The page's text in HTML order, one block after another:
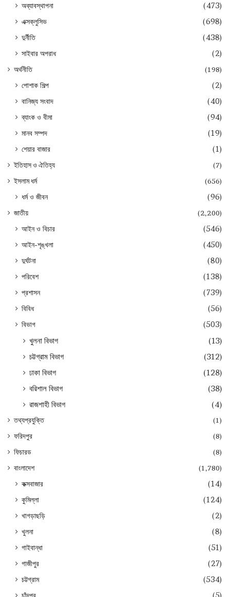
অব্যাবস্থাপনা
(473)
এক্সক্লুসিভ
(698)
দুর্নীতি
(438)
সাইবার অপরাধ
(2)
অর্থনীতি (198)
পোশাক শিল্প
(2)
বানিজ্য সংবাদ
(40)
ব্যাংক ও বীমা
(94)
মানব সম্পদ
(19)
শেয়ার বাজার
(1)
ইতিহাস ও ঐতিহ্য
(7)
ইসলাম ধর্ম
(656)
ধর্ম ও জীবন (96)
জাতীয় (2,200)
আইন ও বিচার
(546)
আইন-শৃঙ্খলা
(450)
দুর্ঘটনা
(80)
পরিবেশ
(138)
প্রশাসন
(739)
বিবিধ
(56)
বিভাগ
(503)
খুলনা বিভাগ
(13)
চট্টগ্রাম বিভাগ
(312)
ঢাকা বিভাগ
(128)
বরিশাল বিভাগ
(38)
রাজশাহী বিভাগ
(4)
তথ্যপ্রযুক্তি
(1)
ফরিদপুর
(8)
ফিচারড
(8)
বাংলাদেশ
(1,780)
কক্সবাজার
(14)
কুমিল্লা
(124)
খাগড়াছড়ি
(2)
খুলনা
(8)
গাইবান্ধা
(51)
গাজীপুর
(27)
চট্টগ্রাম
(534)